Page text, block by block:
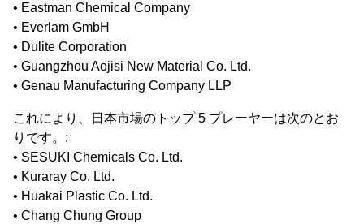
• Eastman Chemical Company
• Everlam GmbH
• Dulite Corporation
• Guangzhou Aojisi New Material Co. Ltd.
• Genau Manufacturing Company LLP
これにより、日本市場のトップ 5 プレーヤーは次のとお
りです。:
• SESUKI Chemicals Co. Ltd.
• Kuraray Co. Ltd.
• Huakai Plastic Co. Ltd.
• Chang Chung Group